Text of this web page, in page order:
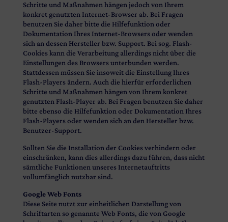
Schritte und Maßnahmen hängen jedoch von Ihrem
konkret genutzten Internet-Browser ab. Bei Fragen
benutzen Sie daher bitte die Hilfefunktion oder
Dokumentation Ihres Internet-Browsers oder wenden
sich an dessen Hersteller bzw. Support. Bei sog. Flash-
Cookies kann die Verarbeitung allerdings nicht über die
Einstellungen des Browsers unterbunden werden.
Stattdessen müssen Sie insoweit die Einstellung Ihres
Flash-Players ändern. Auch die hierfür erforderlichen
Schritte und Maßnahmen hängen von Ihrem konkret
genutzten Flash-Player ab. Bei Fragen benutzen Sie daher
bitte ebenso die Hilfefunktion oder Dokumentation Ihres
Flash-Players oder wenden sich an den Hersteller bzw.
Benutzer-Support.
Sollten Sie die Installation der Cookies verhindern oder
einschränken, kann dies allerdings dazu führen, dass nicht
sämtliche Funktionen unseres Internetauftritts
vollumfänglich nutzbar sind.
Google Web Fonts
Diese Seite nutzt zur einheitlichen Darstellung von
Schriftarten so genannte Web Fonts, die von Google